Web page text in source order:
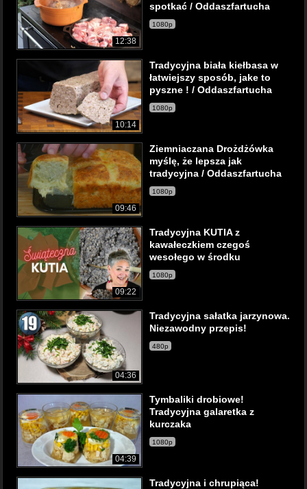
12:38
spotkać / Oddaszfartucha
1080p
10:14
Tradycyjna biała kiełbasa w
łatwiejszy sposób, jake to
pyszne ! / Oddaszfartucha
1080p
09:46
Ziemniaczana Drożdżówka
myślę, że lepsza jak
tradycyjna / Oddaszfartucha
1080p
09:22
Tradycyjna KUTIA z
kawałeczkiem czegoś
wesołego w środku
1080p
04:36
Tradycyjna sałatka jarzynowa.
Niezawodny przepis!
480p
04:39
Tymbaliki drobiowe!
Tradycyjna galaretka z
kurczaka
1080p
Tradycyjna i chrupiąca!